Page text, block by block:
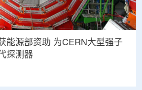
能源部资助 为CERN大型强子
探测器